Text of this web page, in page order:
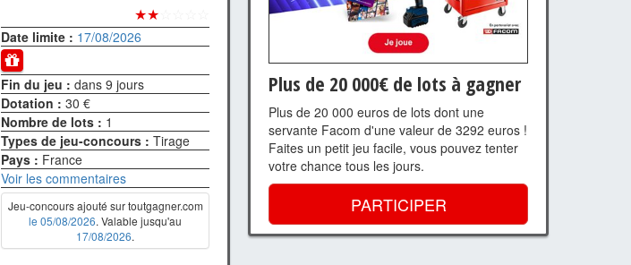
Plus de 20 000€ de lots à gagner
Plus de 20 000 euros de lots dont une
servante Facom d'une valeur de 3292 euros !
Faites un petit jeu facile, vous pouvez tenter
votre chance tous les jours.
PARTICIPER
★★
Date limite : 17/08/2026
Fin du jeu :dans 9 jours
Dotation :30 €
Nombre de lots : 1
Types de jeu-concours :Tirage
Pays : France
Voir les commentaires
Jeu-concours ajouté sur toutgagner.com
le 05/08/2026. Valable jusqu'au
17/08/2026.